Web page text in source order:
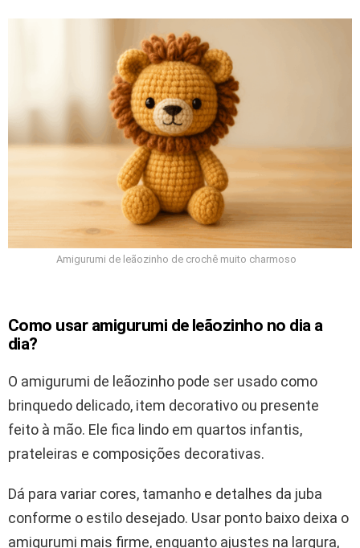
Amigurumi de leãozinho de crochê muito charmoso
Como usar amigurumi de leãozinho no dia a
dia?
O amigurumi de leãozinho pode ser usado como
brinquedo delicado, item decorativo ou presente
feito à mão. Ele fica lindo em quartos infantis,
prateleiras e composições decorativas.
Dá para variar cores, tamanho e detalhes da juba
conforme o estilo desejado. Usar ponto baixo deixa o
amigurumi mais firme, enquanto ajustes na largura,